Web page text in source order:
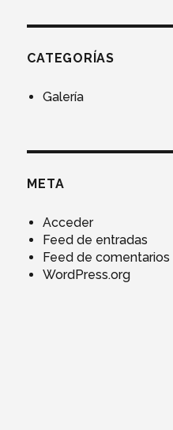
CATEGORÍAS
Galería
META
Acceder
Feed de entradas
Feed de comentarios
WordPress.org